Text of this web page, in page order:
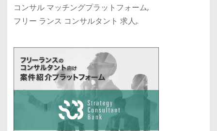
コンサル マッチングプラットフォーム,
フリー ランス コンサルタント 求人,.